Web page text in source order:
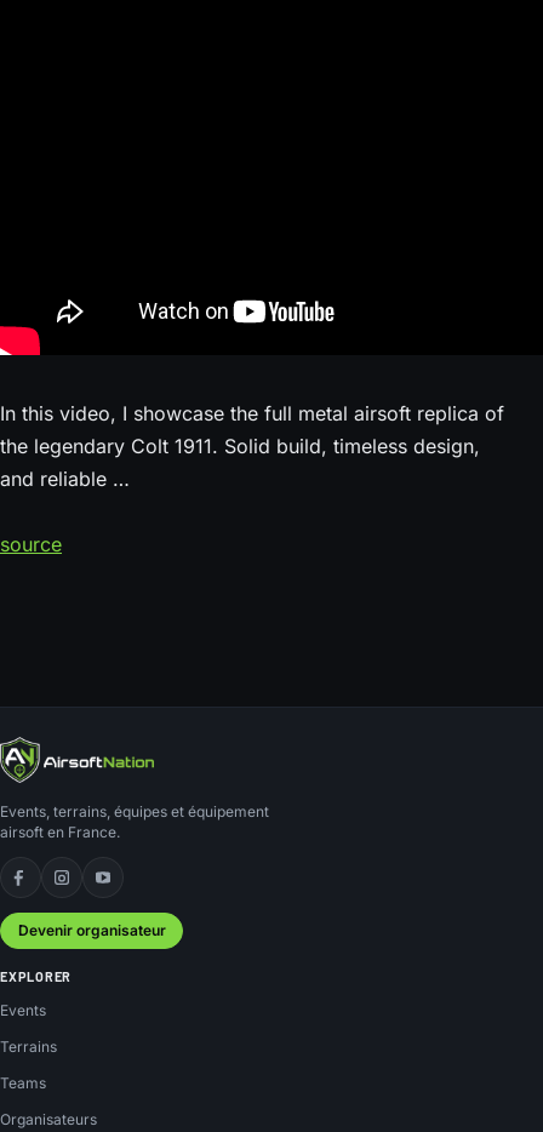
In this video, I showcase the full metal airsoft replica of
the legendary Colt 1911. Solid build, timeless design,
and reliable …
source
Events, terrains, équipes et équipement
airsoft en France.
Facebook
Instagram
YouTube
Devenir organisateur
EXPLORER
Events
Terrains
Teams
Organisateurs